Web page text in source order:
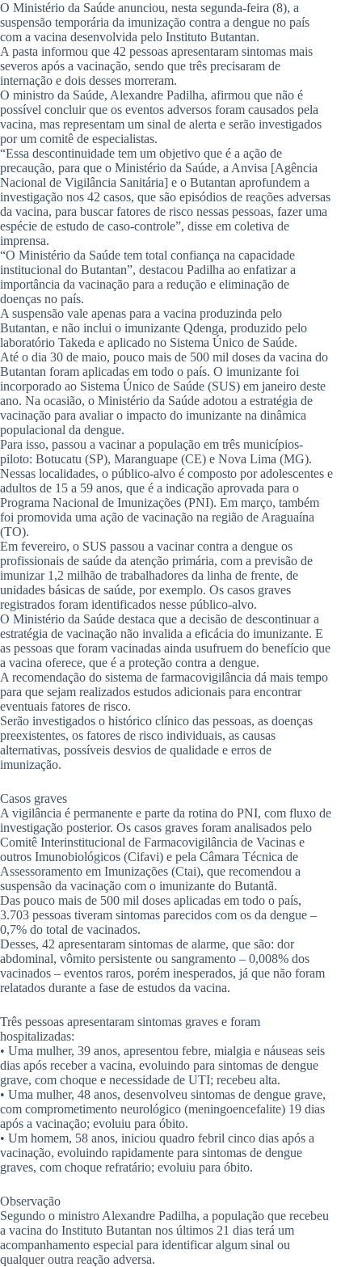
O Ministério da Saúde anunciou, nesta segunda-feira (8), a
suspensão temporária da imunização contra a dengue no país
com a vacina desenvolvida pelo Instituto Butantan.
A pasta informou que 42 pessoas apresentaram sintomas mais
severos após a vacinação, sendo que três precisaram de
internação e dois desses morreram.
O ministro da Saúde, Alexandre Padilha, afirmou que não é
possível concluir que os eventos adversos foram causados pela
vacina, mas representam um sinal de alerta e serão investigados
por um comitê de especialistas.
“Essa descontinuidade tem um objetivo que é a ação de
precaução, para que o Ministério da Saúde, a Anvisa [Agência
Nacional de Vigilância Sanitária] e o Butantan aprofundem a
investigação nos 42 casos, que são episódios de reações adversas
da vacina, para buscar fatores de risco nessas pessoas, fazer uma
espécie de estudo de caso-controle”, disse em coletiva de
imprensa.
“O Ministério da Saúde tem total confiança na capacidade
institucional do Butantan”, destacou Padilha ao enfatizar a
importância da vacinação para a redução e eliminação de
doenças no país.
A suspensão vale apenas para a vacina produzinda pelo
Butantan, e não inclui o imunizante Qdenga, produzido pelo
laboratório Takeda e aplicado no Sistema Único de Saúde.
Até o dia 30 de maio, pouco mais de 500 mil doses da vacina do
Butantan foram aplicadas em todo o país. O imunizante foi
incorporado ao Sistema Único de Saúde (SUS) em janeiro deste
ano. Na ocasião, o Ministério da Saúde adotou a estratégia de
vacinação para avaliar o impacto do imunizante na dinâmica
populacional da dengue.
Para isso, passou a vacinar a população em três municípios-
piloto: Botucatu (SP), Maranguape (CE) e Nova Lima (MG).
Nessas localidades, o público-alvo é composto por adolescentes e
adultos de 15 a 59 anos, que é a indicação aprovada para o
Programa Nacional de Imunizações (PNI). Em março, também
foi promovida uma ação de vacinação na região de Araguaína
(TO).
Em fevereiro, o SUS passou a vacinar contra a dengue os
profissionais de saúde da atenção primária, com a previsão de
imunizar 1,2 milhão de trabalhadores da linha de frente, de
unidades básicas de saúde, por exemplo. Os casos graves
registrados foram identificados nesse público-alvo.
O Ministério da Saúde destaca que a decisão de descontinuar a
estratégia de vacinação não invalida a eficácia do imunizante. E
as pessoas que foram vacinadas ainda usufruem do benefício que
a vacina oferece, que é a proteção contra a dengue.
A recomendação do sistema de farmacovigilância dá mais tempo
para que sejam realizados estudos adicionais para encontrar
eventuais fatores de risco.
Serão investigados o histórico clínico das pessoas, as doenças
preexistentes, os fatores de risco individuais, as causas
alternativas, possíveis desvios de qualidade e erros de
imunização.
Casos graves
A vigilância é permanente e parte da rotina do PNI, com fluxo de
investigação posterior. Os casos graves foram analisados pelo
Comitê Interinstitucional de Farmacovigilância de Vacinas e
outros Imunobiológicos (Cifavi) e pela Câmara Técnica de
Assessoramento em Imunizações (Ctai), que recomendou a
suspensão da vacinação com o imunizante do Butantã.
Das pouco mais de 500 mil doses aplicadas em todo o país,
3.703 pessoas tiveram sintomas parecidos com os da dengue –
0,7% do total de vacinados.
Desses, 42 apresentaram sintomas de alarme, que são: dor
abdominal, vômito persistente ou sangramento – 0,008% dos
vacinados – eventos raros, porém inesperados, já que não foram
relatados durante a fase de estudos da vacina.
Três pessoas apresentaram sintomas graves e foram
hospitalizadas:
• Uma mulher, 39 anos, apresentou febre, mialgia e náuseas seis
dias após receber a vacina, evoluindo para sintomas de dengue
grave, com choque e necessidade de UTI; recebeu alta.
• Uma mulher, 48 anos, desenvolveu sintomas de dengue grave,
com comprometimento neurológico (meningoencefalite) 19 dias
após a vacinação; evoluiu para óbito.
• Um homem, 58 anos, iniciou quadro febril cinco dias após a
vacinação, evoluindo rapidamente para sintomas de dengue
graves, com choque refratário; evoluiu para óbito.
Observação
Segundo o ministro Alexandre Padilha, a população que recebeu
a vacina do Instituto Butantan nos últimos 21 dias terá um
acompanhamento especial para identificar algum sinal ou
qualquer outra reação adversa.